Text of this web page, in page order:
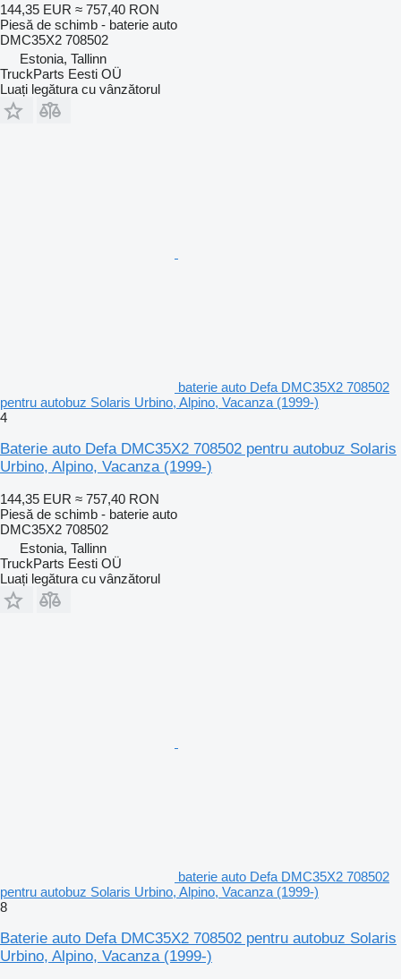
144,35 EUR ≈ 757,40 RON
Piesă de schimb - baterie auto
DMC35X2 708502
Estonia, Tallinn
TruckParts Eesti OÜ
Luați legătura cu vânzătorul
baterie auto Defa DMC35X2 708502
pentru autobuz Solaris Urbino, Alpino, Vacanza (1999-)
4
Baterie auto Defa DMC35X2 708502 pentru autobuz Solaris
Urbino, Alpino, Vacanza (1999-)
144,35 EUR ≈ 757,40 RON
Piesă de schimb - baterie auto
DMC35X2 708502
Estonia, Tallinn
TruckParts Eesti OÜ
Luați legătura cu vânzătorul
baterie auto Defa DMC35X2 708502
pentru autobuz Solaris Urbino, Alpino, Vacanza (1999-)
8
Baterie auto Defa DMC35X2 708502 pentru autobuz Solaris
Urbino, Alpino, Vacanza (1999-)